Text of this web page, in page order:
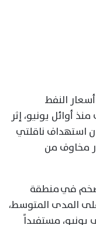
النفط
منذ أوائل يونيو، إثر
استهداف ناقلتي
مخاوف من
في منطقة
من هدف البنك البالغ 2% على المدى المتوسط،
طفيف إلى 2.8% في يونيو، مستفيداً